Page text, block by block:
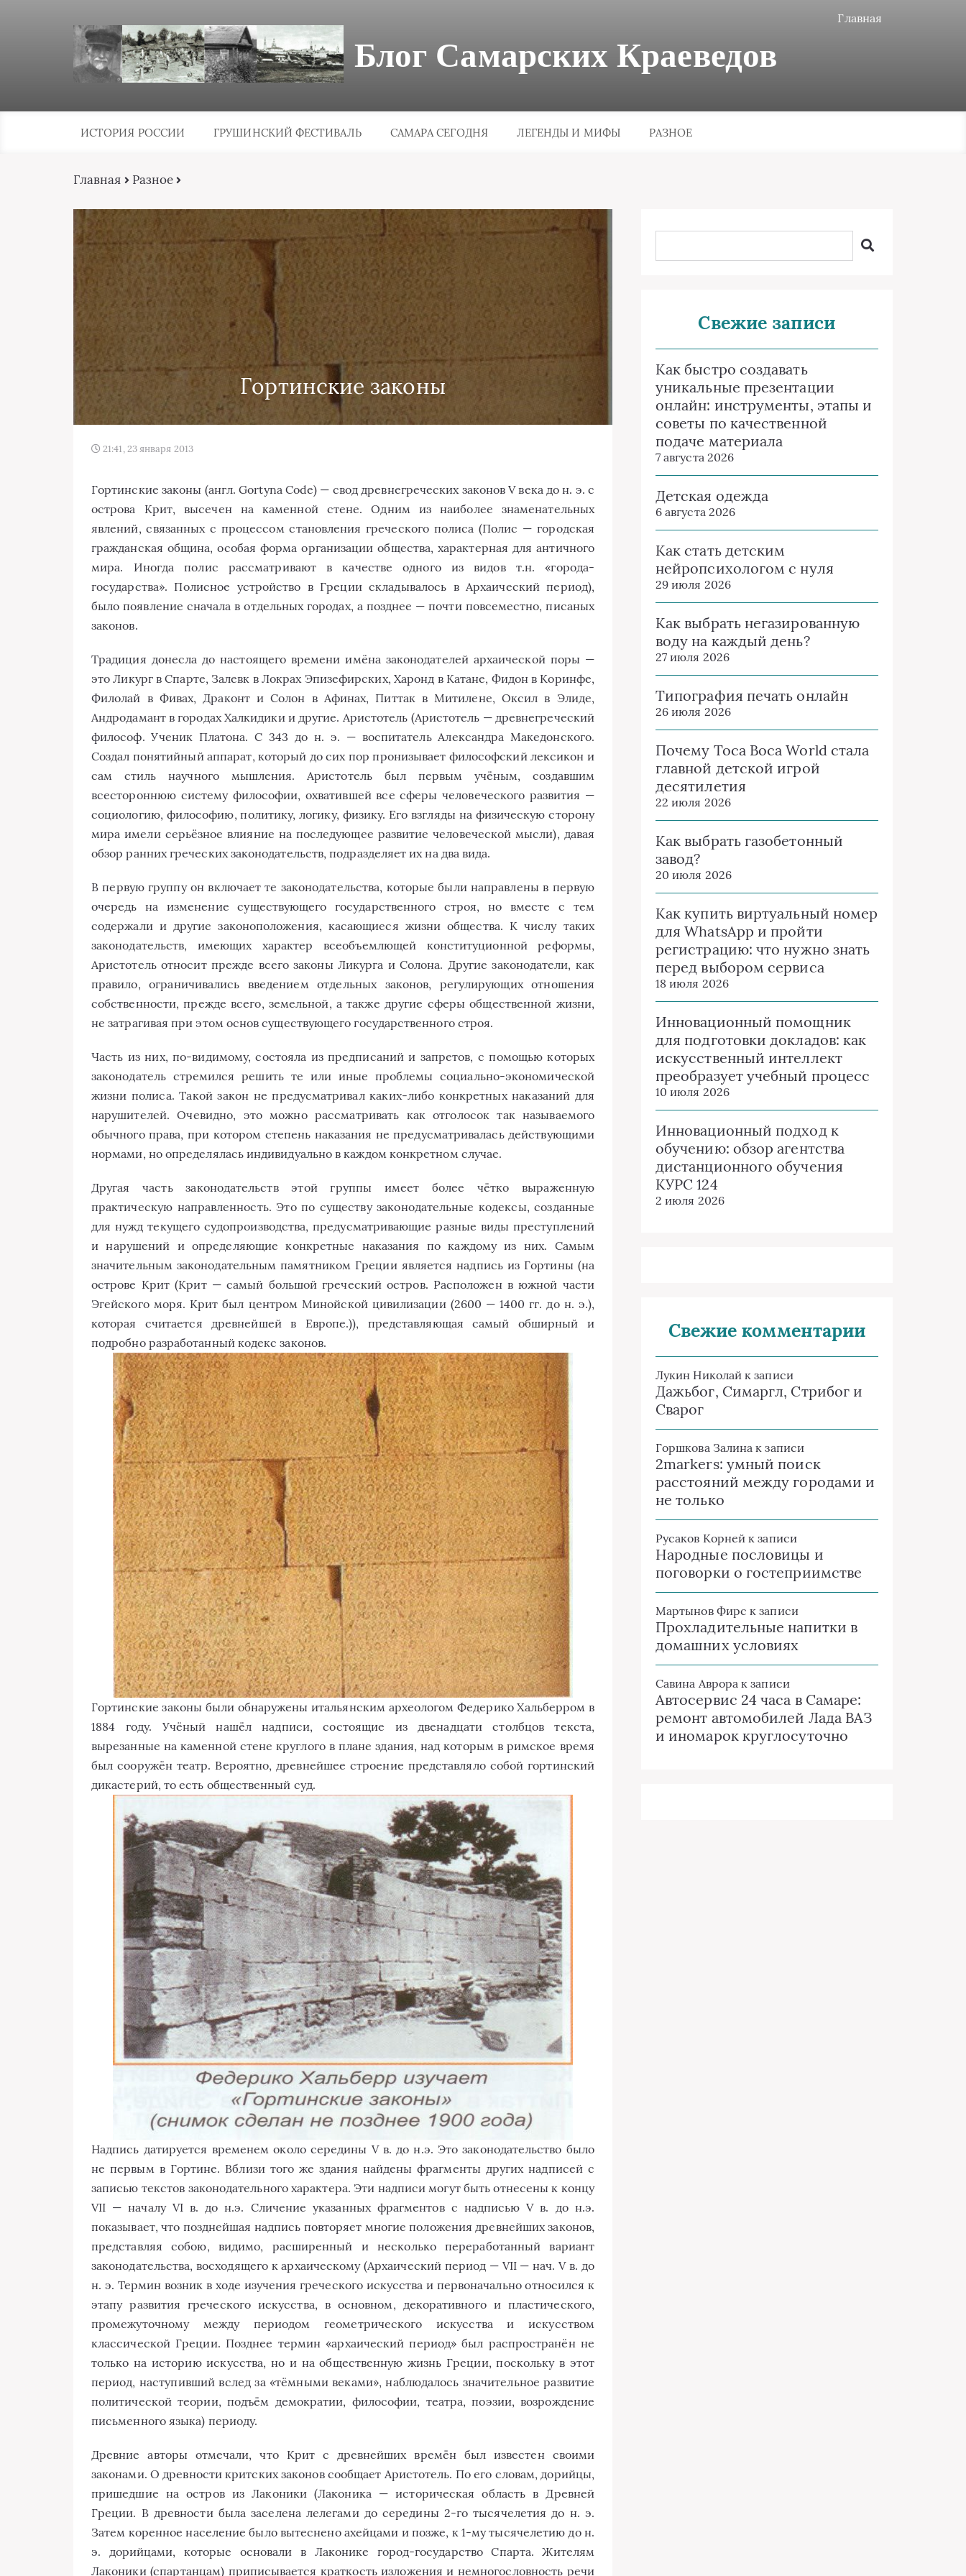
Главная
Блог Самарских Краеведов
ИСТОРИЯ РОССИИ ГРУШИНСКИЙ ФЕСТИВАЛЬ САМАРА СЕГОДНЯ ЛЕГЕНДЫ И МИФЫ РАЗНОЕ
Главная Разное
Гортинские законы
21:41, 23 января 2013
Гортинские законы (англ. Gortyna Code) — свод древнегреческих законов V века до н. э. с
острова Крит, высечен на каменной стене. Одним из наиболее знаменательных
явлений, связанных с процессом становления греческого полиса (Полис — городская
гражданская община, особая форма организации общества, характерная для античного
мира. Иногда полис рассматривают в качестве одного из видов т.н. «города-
государства». Полисное устройство в Греции складывалось в Архаический период),
было появление сначала в отдельных городах, а позднее — почти повсеместно, писаных
законов.
Традиция донесла до настоящего времени имёна законодателей архаической поры —
это Ликург в Спарте, Залевк в Локрах Эпизефирских, Харонд в Катане, Фидон в Коринфе,
Филолай в Фивах, Драконт и Солон в Афинах, Питтак в Митилене, Оксил в Элиде,
Андродамант в городах Халкидики и другие. Аристотель (Аристотель — древнегреческий
философ. Ученик Платона. С 343 до н. э. — воспитатель Александра Македонского.
Создал понятийный аппарат, который до сих пор пронизывает философский лексикон и
сам стиль научного мышления. Аристотель был первым учёным, создавшим
всестороннюю систему философии, охватившей все сферы человеческого развития —
социологию, философию, политику, логику, физику. Его взгляды на физическую сторону
мира имели серьёзное влияние на последующее развитие человеческой мысли), давая
обзор ранних греческих законодательств, подразделяет их на два вида.
В первую группу он включает те законодательства, которые были направлены в первую
очередь на изменение существующего государственного строя, но вместе с тем
содержали и другие законоположения, касающиеся жизни общества. К числу таких
законодательств, имеющих характер всеобъемлющей конституционной реформы,
Аристотель относит прежде всего законы Ликурга и Солона. Другие законодатели, как
правило, ограничивались введением отдельных законов, регулирующих отношения
собственности, прежде всего, земельной, а также другие сферы общественной жизни,
не затрагивая при этом основ существующего государственного строя.
Часть из них, по-видимому, состояла из предписаний и запретов, с помощью которых
законодатель стремился решить те или иные проблемы социально-экономической
жизни полиса. Такой закон не предусматривал каких-либо конкретных наказаний для
нарушителей. Очевидно, это можно рассматривать как отголосок так называемого
обычного права, при котором степень наказания не предусматривалась действующими
нормами, но определялась индивидуально в каждом конкретном случае.
Другая часть законодательств этой группы имеет более чётко выраженную
практическую направленность. Это по существу законодательные кодексы, созданные
для нужд текущего судопроизводства, предусматривающие разные виды преступлений
и нарушений и определяющие конкретные наказания по каждому из них. Самым
значительным законодательным памятником Греции является надпись из Гортины (на
острове Крит (Крит — самый большой греческий остров. Расположен в южной части
Эгейского моря. Крит был центром Минойской цивилизации (2600 — 1400 гг. до н. э.),
которая считается древнейшей в Европе.)), представляющая самый обширный и
подробно разработанный кодекс законов.
Гортинские законы были обнаружены итальянским археологом Федерико Хальберром в
1884 году. Учёный нашёл надписи, состоящие из двенадцати столбцов текста,
вырезанные на каменной стене круглого в плане здания, над которым в римское время
был сооружён театр. Вероятно, древнейшее строение представляло собой гортинский
дикастерий, то есть общественный суд.
Надпись датируется временем около середины V в. до н.э. Это законодательство было
не первым в Гортине. Вблизи того же здания найдены фрагменты других надписей с
записью текстов законодательного характера. Эти надписи могут быть отнесены к концу
VII — началу VI в. до н.э. Сличение указанных фрагментов с надписью V в. до н.э.
показывает, что позднейшая надпись повторяет многие положения древнейших законов,
представляя собою, видимо, расширенный и несколько переработанный вариант
законодательства, восходящего к архаическому (Архаический период — VII — нач. V в. до
н. э. Термин возник в ходе изучения греческого искусства и первоначально относился к
этапу развития греческого искусства, в основном, декоративного и пластического,
промежуточному между периодом геометрического искусства и искусством
классической Греции. Позднее термин «архаический период» был распространён не
только на историю искусства, но и на общественную жизнь Греции, поскольку в этот
период, наступивший вслед за «тёмными веками», наблюдалось значительное развитие
политической теории, подъём демократии, философии, театра, поэзии, возрождение
письменного языка) периоду.
Древние авторы отмечали, что Крит с древнейших времён был известен своими
законами. О древности критских законов сообщает Аристотель. По его словам, дорийцы,
пришедшие на остров из Лаконики (Лаконика — историческая область в Древней
Греции. В древности была заселена лелегами до середины 2-го тысячелетия до н. э.
Затем коренное население было вытеснено ахейцами и позже, к 1-му тысячелетию до н.
э. дорийцами, которые основали в Лаконике город-государство Спарта. Жителям
Лаконики (спартанцам) приписывается краткость изложения и немногословность речи
Свежие записи
Как быстро создавать
уникальные презентации
онлайн: инструменты, этапы и
советы по качественной
подаче материала
7 августа 2026
Детская одежда
6 августа 2026
Как стать детским
нейропсихологом с нуля
29 июля 2026
Как выбрать негазированную
воду на каждый день?
27 июля 2026
Типография печать онлайн
26 июля 2026
Почему Toca Boca World стала
главной детской игрой
десятилетия
22 июля 2026
Как выбрать газобетонный
завод?
20 июля 2026
Как купить виртуальный номер
для WhatsApp и пройти
регистрацию: что нужно знать
перед выбором сервиса
18 июля 2026
Инновационный помощник
для подготовки докладов: как
искусственный интеллект
преобразует учебный процесс
10 июля 2026
Инновационный подход к
обучению: обзор агентства
дистанционного обучения
КУРС 124
2 июля 2026
Свежие комментарии
Лукин Николай к записи
Дажьбог, Симаргл, Стрибог и
Сварог
Горшкова Залина к записи
2markers: умный поиск
расстояний между городами и
не только
Русаков Корней к записи
Народные пословицы и
поговорки о гостеприимстве
Мартынов Фирс к записи
Прохладительные напитки в
домашних условиях
Савина Аврора к записи
Автосервис 24 часа в Самаре:
ремонт автомобилей Лада ВАЗ
и иномарок круглосуточно